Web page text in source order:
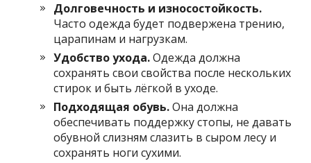
Долговечность и износостойкость.
Часто одежда будет подвержена трению,
царапинам и нагрузкам.
Удобство ухода.Одежда должна
сохранять свои свойства после нескольких
стирок и быть лёгкой в уходе.
Подходящая обувь.Она должна
обеспечивать поддержку стопы, не давать
обувной слизням слазить в сыром лесу и
сохранять ноги сухими.